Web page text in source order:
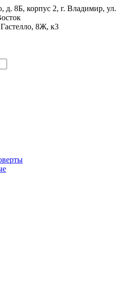
д. 8Б, корпус 2, г. Владимир, ул.
8Ж, к3